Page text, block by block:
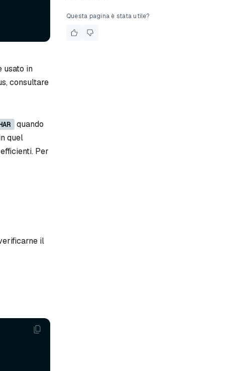
usato in
consultare
quando
quel
Per
il
Questa pagina è stata utile?